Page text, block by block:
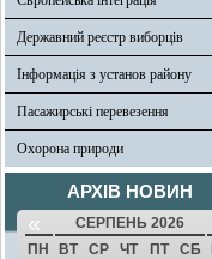
Державний реєстр виборців
Інформація з установ району
Пасажирські перевезення
Охорона природи
АРХІВ НОВИН
« СЕРПЕНЬ 2026
ПН ВТ СР ЧТ ПТ СБ